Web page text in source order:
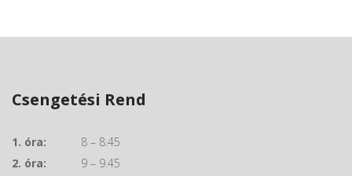
Csengetési Rend
1. óra: 8 – 8.45
2. óra: 9 – 9.45